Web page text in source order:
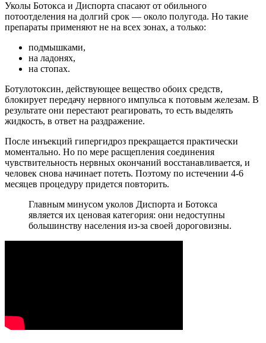
Уколы Ботокса и Диспорта спасают от обильного
потоотделения на долгий срок — около полугода. Но такие
препараты применяют не на всех зонах, а только:
подмышками,
на ладонях,
на стопах.
Ботулотоксин, действующее вещество обоих средств,
блокирует передачу нервного импульса к потовым железам. В
результате они перестают реагировать, то есть выделять
жидкость, в ответ на раздражение.
После инъекций гипергидроз прекращается практически
моментально. Но по мере расщепления соединения
чувствительность нервных окончаний восстанавливается, и
человек снова начинает потеть. Поэтому по истечении 4-6
месяцев процедуру придется повторить.
Главным минусом уколов Диспорта и Ботокса
является их ценовая категория: они недоступны
большинству населения из-за своей дороговизны.